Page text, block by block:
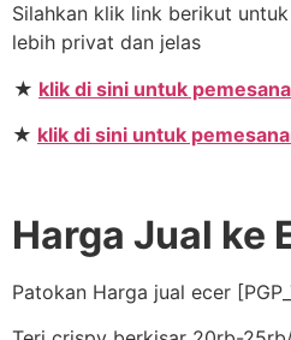
Silahkan klik link berikut
lebih privat dan jelas
★ klik di sini untuk
★ klik di sini untuk
Harga Jual ke
Patokan Harga jual ecer